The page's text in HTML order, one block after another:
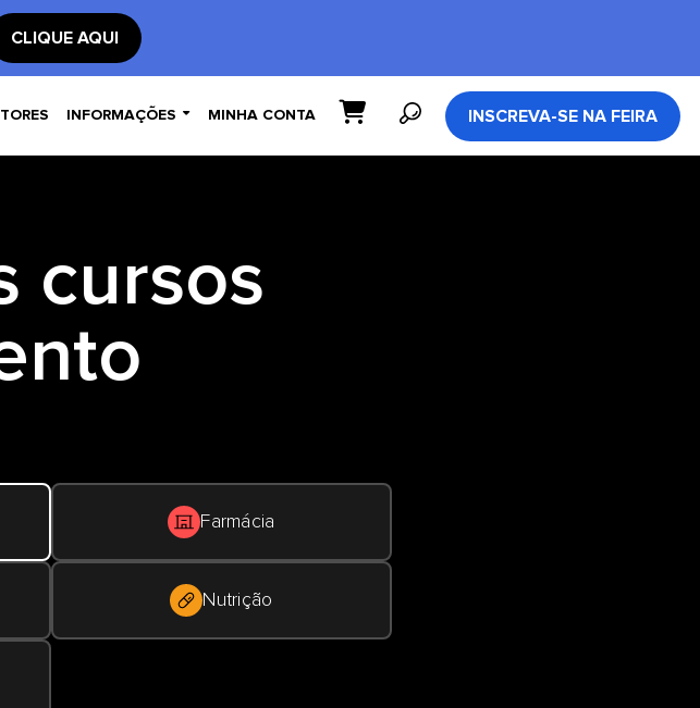
CLIQUE AQUI
INFORMAÇÕES  MINHA CONTA INSCREVA-SE NA FEIRA
cursos
Farmácia
Nutrição